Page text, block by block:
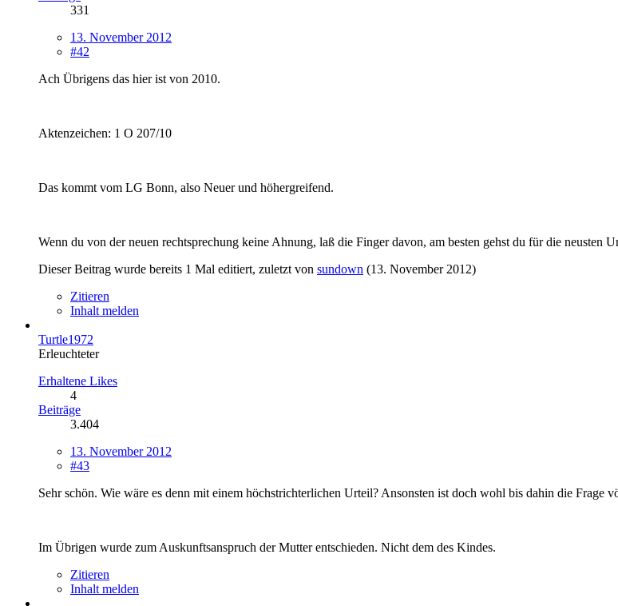
331
13. November 2012
#42
Ach Übrigens das hier ist von 2010.
Aktenzeichen: 1 O 207/10
Das kommt vom LG Bonn, also Neuer und höhergreifend.
Wenn du von der neuen rechtsprechung keine Ahnung, laß die Finger davon, am besten gehst du für die neusten
Dieser Beitrag wurde bereits 1 Mal editiert, zuletzt von sundown (13. November 2012)
Zitieren
Inhalt melden
Turtle1972
Erleuchteter
Erhaltene Likes
4
Beiträge
3.404
13. November 2012
#43
Sehr schön. Wie wäre es denn mit einem höchstrichterlichen Urteil? Ansonsten ist doch wohl bis dahin die Frage
Im Übrigen wurde zum Auskunftsanspruch der Mutter entschieden. Nicht dem des Kindes.
Zitieren
Inhalt melden